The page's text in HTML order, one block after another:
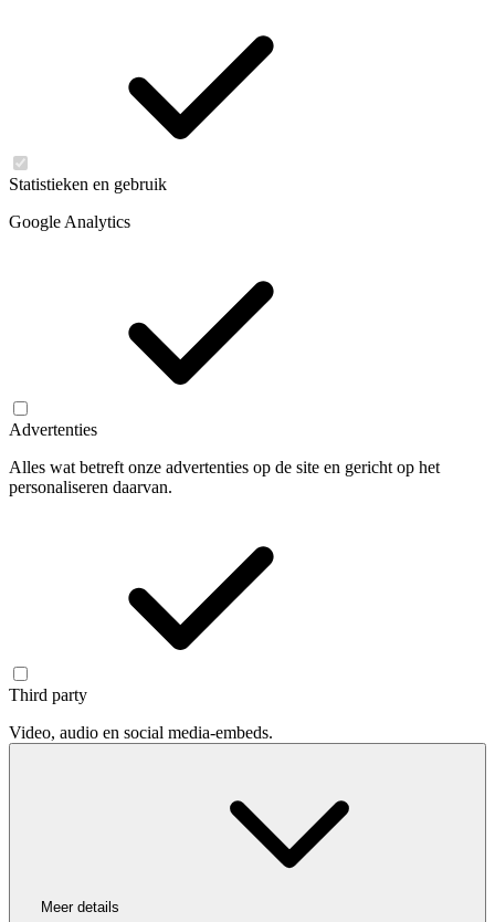
Statistieken en gebruik
Google Analytics
Advertenties
Alles wat betreft onze advertenties op de site en gericht op het
personaliseren daarvan.
Third party
Video, audio en social media-embeds.
Meer details